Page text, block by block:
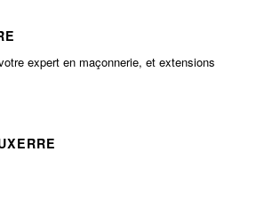
expert en maçonnerie, et extensions